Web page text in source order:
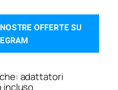
OFFERTE SU
adattatori
incluso